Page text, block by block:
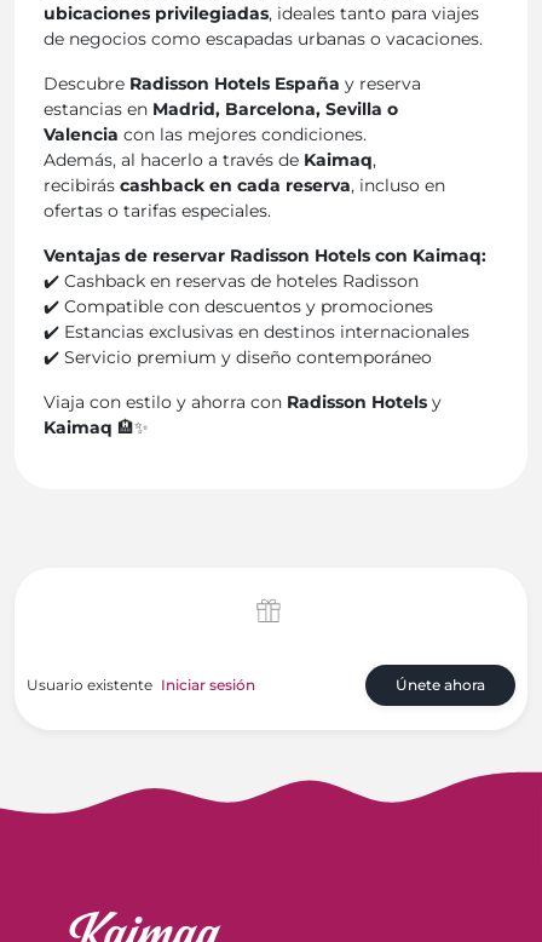
ubicaciones privilegiadas, ideales tanto para viajes
de negocios como escapadas urbanas o vacaciones.
Descubre Radisson Hotels España y reserva
estancias en Madrid, Barcelona, Sevilla o
Valencia con las mejores condiciones.
Además, al hacerlo a través de Kaimaq,
recibirás cashback en cada reserva, incluso en
ofertas o tarifas especiales.
Ventajas de reservar Radisson Hotels con Kaimaq:
✔️ Cashback en reservas de hoteles Radisson
✔️ Compatible con descuentos y promociones
✔️ Estancias exclusivas en destinos internacionales
✔️ Servicio premium y diseño contemporáneo
Viaja con estilo y ahorra con Radisson Hotels y
Kaimaq 🏨✨
Únete ahora
Usuario existente Iniciar sesión